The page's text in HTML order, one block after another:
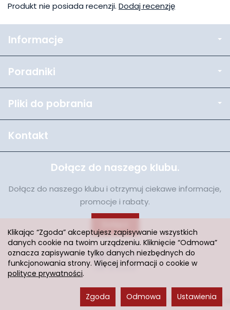
Produkt nie posiada recenzji. Dodaj recenzję
Informacje
Poradniki
Pliki do pobrania
Kontakt
Dołącz do naszego klubu.
Dołącz do naszego klubu i otrzymuj ciekawe informacje,
promocje i rabaty.
Sklep internetowy SOTESHOP AI
Klikając “Zgoda” akceptujesz zapisywanie wszystkich
danych cookie na twoim urządzeniu. Kliknięcie “Odmowa”
oznacza zapisywanie tylko danych niezbędnych do
funkcjonowania strony. Więcej informacji o cookie w
polityce prywatności.
Ustawienia
Odmowa
Zgoda